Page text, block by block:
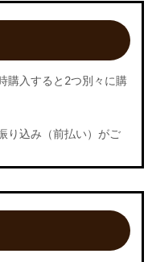
購入すると2つ別々に購
り込み（前払い）がご